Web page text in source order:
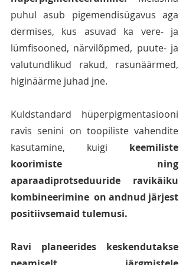
puhul asub pigemendisügavus aga
dermises, kus asuvad ka vere- ja
lümfisooned, närvilõpmed, puute- ja
valutundlikud rakud, rasunäärmed,
higinäärme juhad jne.
Kuldstandard hüperpigmentasiooni
ravis senini on toopiliste vahendite
kasutamine, kuigi keemiliste
koorimiste ning
aparaadiprotseduuride ravikäiku
kombineerimine  on andnud järjest
positiivsemaid tulemusi.
Ravi planeerides keskendutakse